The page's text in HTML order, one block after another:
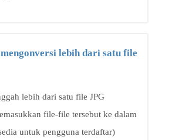
lebih dari satu file
lebih dari satu file JPG
file-file tersebut ke dalam
untuk pengguna terdaftar)